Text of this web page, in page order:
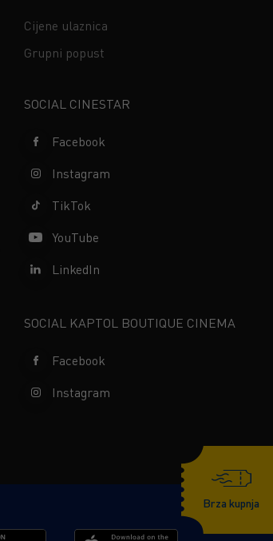
Cijene ulaznica
Grupni popust
SOCIAL CINESTAR
Facebook
Instagram
TikTok
YouTube
LinkedIn
SOCIAL KAPTOL BOUTIQUE CINEMA
Facebook
Instagram
Brza kupnja